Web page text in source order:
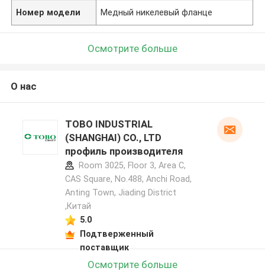
Номер модели Медный никелевый фланце
Осмотрите больше
О нас
TOBO INDUSTRIAL
(SHANGHAI) CO., LTD
профиль производителя
Room 3025, Floor 3, Area C,
CAS Square, No.488, Anchi Road,
Anting Town, Jiading District
,Китай
5.0
Подтверженный
поставщик
Осмотрите больше